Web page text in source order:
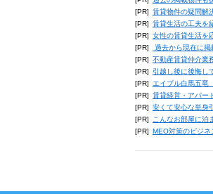
[PR] 賃貸物件の疑問解
[PR] 賃貸生活の工夫を
[PR] 女性の賃貸生活を
[PR]
過去から現在に掲
[PR] 不動産賃貸仲介業
[PR]
引越し後に後悔し
[PR] エイブル白馬五竜
[PR] 賃貸経営・アパー
[PR] 安くて安心な単身
[PR]
こんなお部屋に泊
[PR] MEO対策のビジネ